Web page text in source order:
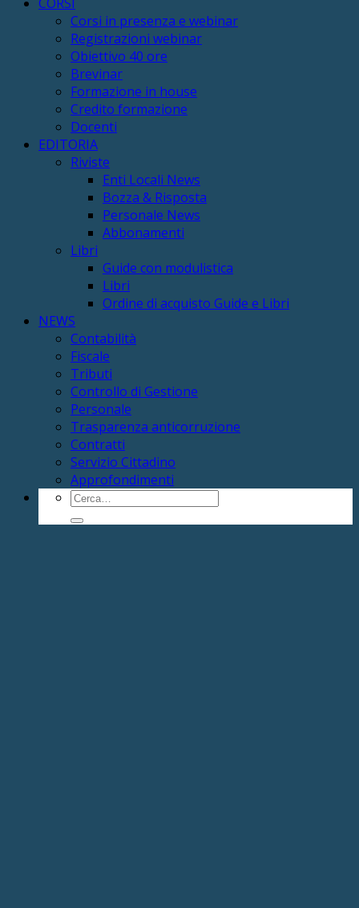
Corsi in presenza e webinar
Registrazioni webinar
Obiettivo 40 ore
Brevinar
Formazione in house
Credito formazione
Docenti
EDITORIA
Riviste
Enti Locali News
Bozza & Risposta
Personale News
Abbonamenti
Libri
Guide con modulistica
Libri
Ordine di acquisto Guide e Libri
NEWS
Contabilità
Fiscale
Tributi
Controllo di Gestione
Personale
Trasparenza anticorruzione
Contratti
Servizio Cittadino
Approfondimenti
Cerca: